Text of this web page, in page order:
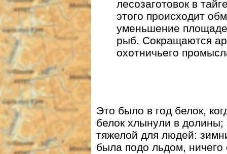
лесозаготовок в
этого происходит
уменьшение
рыб. Сокращаются
охотничьего
Это было в год белок,
белок хлынули в
тяжелой для людей:
была подо льдом,